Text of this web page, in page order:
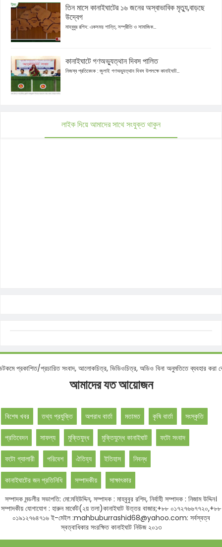
তিন মাসে কানাইঘাটের ১৬ জনের অস্বাভাবিক মৃত্যু,বাড়ছে
উদ্বেগ
মাহবুবুর রশিদ: একসময় শান্তি, সম্প্রীতি ও সামাজিক...
কানাইঘাটে গণঅভ্যুত্থান দিবস পালিত
নিজস্ব প্রতিবেদক : জুলাই গণঅভ্যুত্থান দিবস উপলক্ষে কানাইঘাট...
লাইক দিয়ে আমাদের সাথে সংযুক্ত থাকুন
প্রকাশিত/প্রচারিত সংবাদ, আলোকচিত্র, ভিডিওচিত্র, অডিও বিনা অনুমতিতে ব্যবহার করা
আমাদের যত আয়োজন
বিশেষ খবর তথ্য প্রযুক্তি অপরাধ বার্তা মতামত কৃষি বার্তা সংস্কৃতি
প্রতিবেদন সাফল্য মুক্তিযুদ্ধ মুক্তিযুদ্ধে কানাইঘাট ফটো সংবাদ
ফটো গ্যালারী পরিবেশ ঐতিহ্য ইতিহাস নিবন্ধ
কানাইঘাটের জন প্রতিনিধি সম্পাদকীয়
সাক্ষাৎকার
সম্পাদক মন্ডলীর সভাপতি: মো:মহিউদ্দিন, সম্পাদক : মাহবুবুর রশিদ, নির্বাহী সম্পাদক : নিজাম উদ্দিন।
সম্পাদকীয় যোগাযোগ : হারুন মার্কেট(২য় তলা)কানাইঘাট উত্তর বাজার;+৮৮ ০১৭২৭৬৬৭৭২০,+৮৮
০১৯১২৭৬৪৭১৬ ই-মেইল :mahbuburrashid68@yahoo.com: সর্বস্বত্ব
স্বত্বাধিকার সংরক্ষিত কানাইঘাট নিউজ ২০১৩